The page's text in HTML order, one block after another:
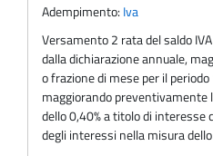
Adempimento: Iva
Versamento 2 rata del saldo
dalla dichiarazione annuale,
o frazione di mese per il
maggiorando
dello 0,40% a titolo di interesse
degli interessi nella misura